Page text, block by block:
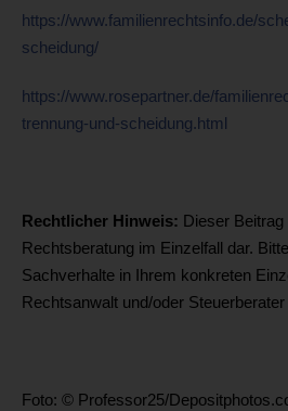
https://www.familienrechtsinfo.de/
scheidung/
https://www.rosepartner.de/
trennung-und-scheidung.html
Rechtlicher Hinweis: Dieser
Rechtsberatung im Einzelfall dar.
Sachverhalte in Ihrem konkreten
Rechtsanwalt und/oder Steuerberater
Foto: © Professor25/